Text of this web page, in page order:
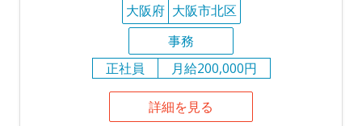
大阪府 大阪市北区
事務
正社員
月給200,000円
詳細を見る